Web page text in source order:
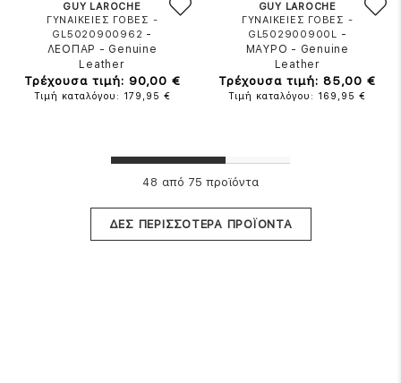
GUY LAROCHE
ΓΥΝΑΙΚΕΙΕΣ ΓΟΒΕΣ -
GL5020900962 -
ΛΕΟΠΑΡ - Genuine
Leather
Τρέχουσα τιμή: 90,00 €
Τιμή καταλόγου: 179,95 €
GUY LAROCHE
ΓΥΝΑΙΚΕΙΕΣ ΓΟΒΕΣ -
GL502900900L -
ΜΑΥΡΟ - Genuine
Leather
Τρέχουσα τιμή: 85,00 €
Τιμή καταλόγου: 169,95 €
48 από 75 προϊόντα
ΔΕΣ ΠΕΡΙΣΣΟΤΕΡΑ ΠΡΟΪΟΝΤΑ